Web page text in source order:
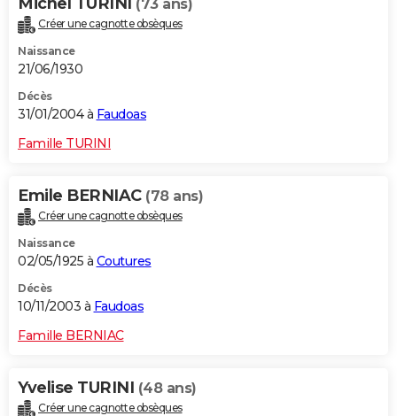
(73 ans)
Créer une cagnotte obsèques
Naissance
21/06/1930
Décès
31/01/2004 à Faudoas
Famille TURINI
Emile BERNIAC (78 ans)
Créer une cagnotte obsèques
Naissance
02/05/1925 à Coutures
Décès
10/11/2003 à Faudoas
Famille BERNIAC
Yvelise TURINI (48 ans)
Créer une cagnotte obsèques